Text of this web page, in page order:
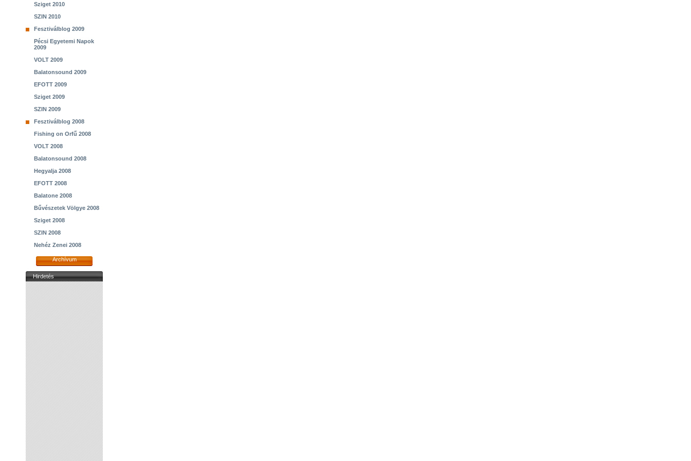
Sziget 2010
SZIN 2010
Fesztiválblog 2009
Pécsi Egyetemi Napok
2009
VOLT 2009
Balatonsound 2009
EFOTT 2009
Sziget 2009
SZIN 2009
Fesztiválblog 2008
Fishing on Orfű 2008
VOLT 2008
Balatonsound 2008
Hegyalja 2008
EFOTT 2008
Balatone 2008
Bűvészetek Völgye 2008
Sziget 2008
SZIN 2008
Nehéz Zenei 2008
Archívum
Hirdetés